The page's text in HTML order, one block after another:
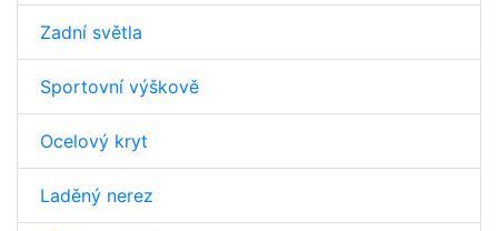
Zadní světla
Sportovní výškově
Ocelový kryt
Laděný nerez